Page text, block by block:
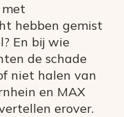
hebben gemist
En bij wie
de schade
niet halen van
en MAX
erover.